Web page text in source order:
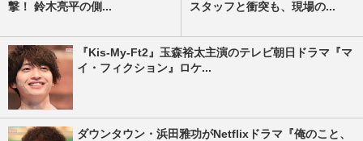
撃！ 鈴木亮平の側...
スタッフと衝突も、現場の...
『Kis-My-Ft2』玉森裕太主演のテレビ朝日ドラマ『マ
イ・フィクション』ロケ...
ダウンタウン・浜田雅功がNetflixドラマ『俺のこと、